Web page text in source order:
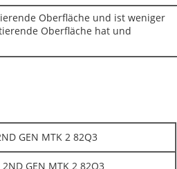
Oberfläche und ist weniger
Oberfläche hat und
GEN MTK 2 82Q3
GEN MTK 2 82Q3